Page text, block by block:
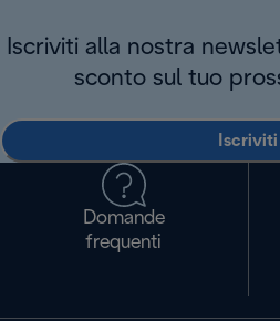
Iscriviti alla nostra
sconto sul tuo
Iscriviti
Domande
frequenti